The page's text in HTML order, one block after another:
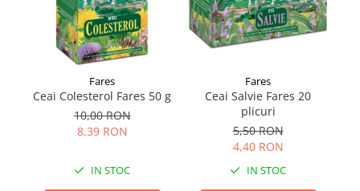
Fares
Ceai Colesterol Fares 50 g
10,00 RON
8,39 RON
IN STOC
Fares
Ceai Salvie Fares 20
plicuri
5,50 RON
4,40 RON
IN STOC